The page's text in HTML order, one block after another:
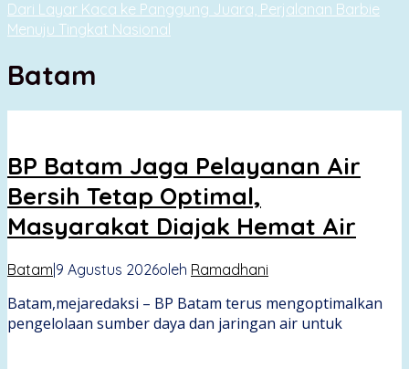
Dari Layar Kaca ke Panggung Juara, Perjalanan Barbie
Menuju Tingkat Nasional
Batam
BP Batam Jaga Pelayanan Air
Bersih Tetap Optimal,
Masyarakat Diajak Hemat Air
Batam 9 Agustus 2026oleh Ramadhani
Batam,mejaredaksi – BP Batam terus mengoptimalkan
pengelolaan sumber daya dan jaringan air untuk